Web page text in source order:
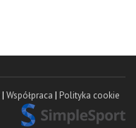
| Współpraca | Polityka cookie